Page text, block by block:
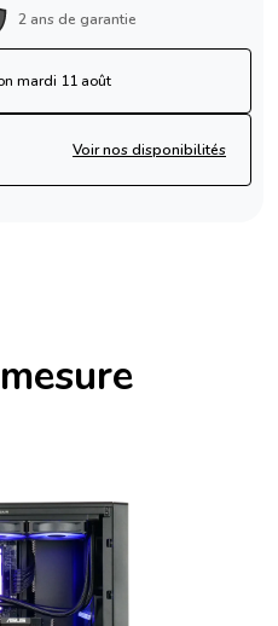
2 ans de garantie
mardi 11 août
Voir nos disponibilités